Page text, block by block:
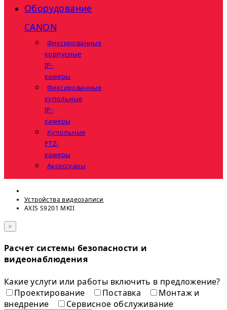
Оборудование
CANON
Фиксированные
корпусные
IP-
камеры
Фиксированные
купольные
IP-
камеры
Купольные
PTZ-
камеры
Аксессуары
Устройства видеозаписи
AXIS S9201 MKII
×
Расчет системы безопасности и
видеонаблюдения
Какие услуги или работы включить в предложение?
Проектирование
Поставка
Монтаж и
внедрение
Сервисное обслуживание